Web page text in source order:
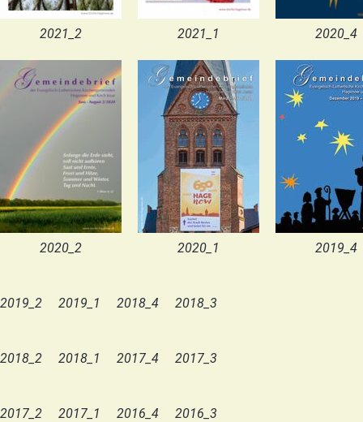
2021_2 2021_1 2020_4
2020_2 2020_1 2019_4
2019_2 2019_1 2018_4 2018_3
2018_2 2018_1 2017_4 2017_3
2017_2 2017_1 2016_4 2016_3